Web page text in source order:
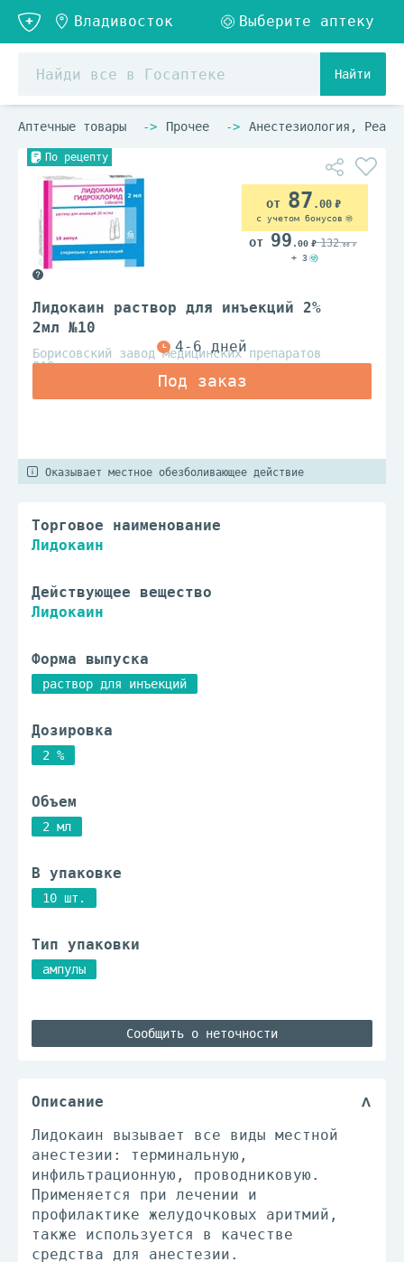
Найти
Аптечные товары Прочее Анестезиология,
По рецепту
Лидокаин раствор для инъекций 2%
2мл №10
Борисовский завод медицинских препаратов
ОАО
87 .00
с учетом бонусов
99 .00 132.00
+ 3
Оказывает местное обезболивающее действие
Торговое наименование
Лидокаин
Действующее вещество
Лидокаин
Форма выпуска
раствор для инъекций
Дозировка
2 %
Объем
2 мл
В упаковке
10 шт.
Тип упаковки
ампулы
Сообщить о неточности
Описание
Лидокаин вызывает все виды местной
анестезии: терминальную,
инфильтрационную, проводниковую.
Применяется при лечении и
профилактике желудочковых аритмий,
также используется в качестве
средства для анестезии.